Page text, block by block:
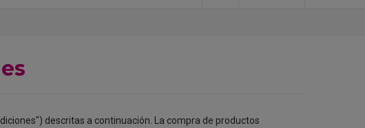
descritas a continuación. La compra de productos